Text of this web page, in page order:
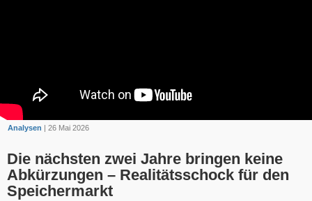
Analysen | 26 Mai 2026
Die nächsten zwei Jahre bringen keine
Abkürzungen – Realitätsschock für den
Speichermarkt